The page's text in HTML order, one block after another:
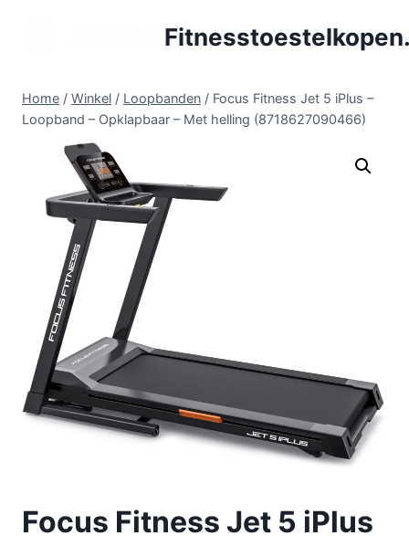
Home / Winkel / Loopbanden / Focus Fitness Jet 5 iPlus –
Loopband – Opklapbaar – Met helling (8718627090466)
Focus Fitness Jet 5 iPlus